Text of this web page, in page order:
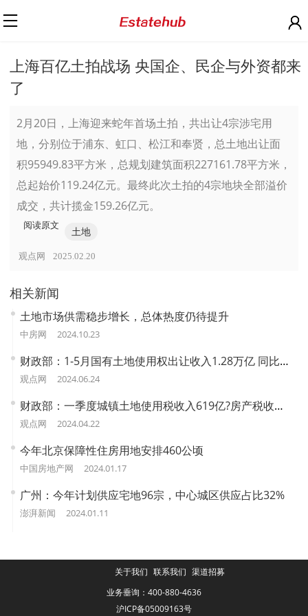
上海百亿土拍战场 央国企、民企与外资都来
了
2月20日，上海迎来蛇年首场土拍，共出让4宗涉宅用
地，分别位于浦东、虹口、松江和奉贤，总土地出让面
积95949.83平方米，总规划建筑面积227161.78平方米，
总起始价119.24亿元。最终此次土拍的4宗地块全部溢价
成交，共计揽金159.26亿元。
阅读原文 土地
观点网 2025.02.20
相关新闻
土地市场供需稳步增长，总体热度仍待提升
中房网 2024.10.23
财政部：1-5月国有土地使用权出让收入1.28万亿 同比下降14%
观点网 2024.06.24
财政部：一季度城镇土地使用税收入619亿?房产税收入1051亿
观点网 2024.04.22
今年北京保障性住房用地安排460公顷
中国房地产网 2024.01.17
广州：今年计划供应宅地96宗，中心城区供应占比32%
澎湃新闻 2024.01.11
关于我们 联系我们 渠道招募
业务垂询：400-880-4636
沪ICP备05009163号